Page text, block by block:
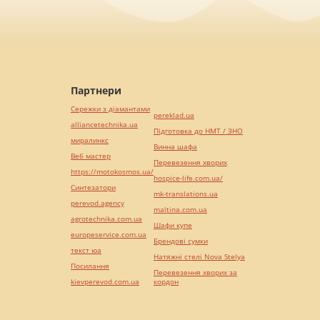
Партнери
Сережки з діамантами
alliancetechnika.ua
миралинкс
Веб мастер
https://motokosmos.ua/
Синтезатори
perevod.agency
agrotechnika.com.ua
europeservice.com.ua
текст юа
Посилання
kievperevod.com.ua
pereklad.ua
Підготовка до НМТ / ЗНО
Винна шафа
Перевезення хворих
hospice-life.com.ua/
mk-translations.ua
maltina.com.ua
Шафи купе
Брендові сумки
Натяжні стелі Nova Stelya
Перевезення хворих за
кордон